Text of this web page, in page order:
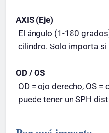
AXIS (Eje)
El ángulo (1-180
cilindro. Solo importa si
OD / OS
OD = ojo derecho, OS =
puede tener un SPH